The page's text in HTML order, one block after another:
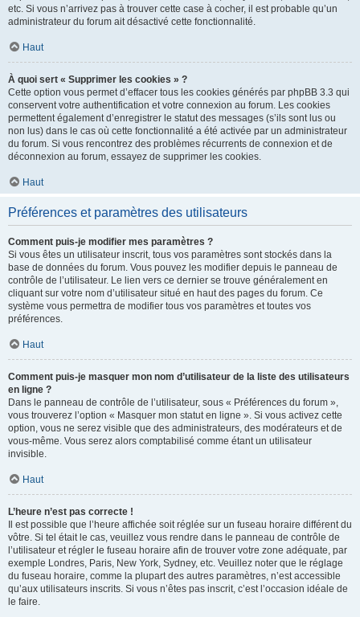
etc. Si vous n’arrivez pas à trouver cette case à cocher, il est probable qu’un
administrateur du forum ait désactivé cette fonctionnalité.
Haut
À quoi sert « Supprimer les cookies » ?
Cette option vous permet d’effacer tous les cookies générés par phpBB 3.3 qui
conservent votre authentification et votre connexion au forum. Les cookies
permettent également d’enregistrer le statut des messages (s’ils sont lus ou
non lus) dans le cas où cette fonctionnalité a été activée par un administrateur
du forum. Si vous rencontrez des problèmes récurrents de connexion et de
déconnexion au forum, essayez de supprimer les cookies.
Haut
Préférences et paramètres des utilisateurs
Comment puis-je modifier mes paramètres ?
Si vous êtes un utilisateur inscrit, tous vos paramètres sont stockés dans la
base de données du forum. Vous pouvez les modifier depuis le panneau de
contrôle de l’utilisateur. Le lien vers ce dernier se trouve généralement en
cliquant sur votre nom d’utilisateur situé en haut des pages du forum. Ce
système vous permettra de modifier tous vos paramètres et toutes vos
préférences.
Haut
Comment puis-je masquer mon nom d’utilisateur de la liste des utilisateurs
en ligne ?
Dans le panneau de contrôle de l’utilisateur, sous « Préférences du forum »,
vous trouverez l’option « Masquer mon statut en ligne ». Si vous activez cette
option, vous ne serez visible que des administrateurs, des modérateurs et de
vous-même. Vous serez alors comptabilisé comme étant un utilisateur
invisible.
Haut
L’heure n’est pas correcte !
Il est possible que l’heure affichée soit réglée sur un fuseau horaire différent du
vôtre. Si tel était le cas, veuillez vous rendre dans le panneau de contrôle de
l’utilisateur et régler le fuseau horaire afin de trouver votre zone adéquate, par
exemple Londres, Paris, New York, Sydney, etc. Veuillez noter que le réglage
du fuseau horaire, comme la plupart des autres paramètres, n’est accessible
qu’aux utilisateurs inscrits. Si vous n’êtes pas inscrit, c’est l’occasion idéale de
le faire.